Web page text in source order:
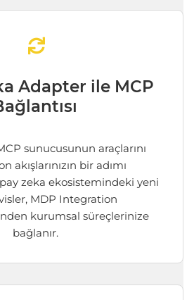
Adapter ile MCP
sunucusunun araçlarını
akışlarınızın bir adımı
zeka ekosistemindeki yeni
MDP Integration
kurumsal süreçlerinize
bağlanır.